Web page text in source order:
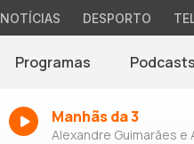
NOTÍCIAS DESPORTO
Programas Podcasts
Manhãs da 3
Alexandre Guimarães e